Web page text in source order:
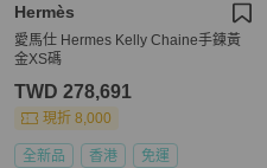
Hermès
愛馬仕 Hermes Kelly Chaine手鍊黃
金XS碼
TWD 278,691
現折 8,000
全新品 香港 免運